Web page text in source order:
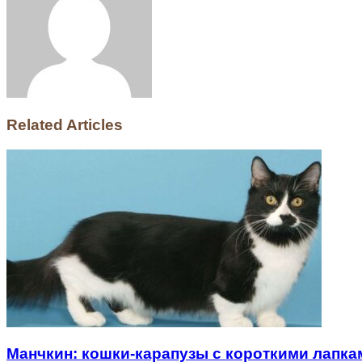
Related Articles
Манчкин: кошки-карапузы с короткими